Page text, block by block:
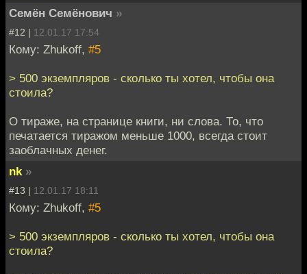
Семён Семёнович »
#12 | 12.01.17 17:54
Кому: Zhukoff, #5
> 500 экземпляров - сколько ты хотел, чтобы она
стоила?
О тираже, на странице книги, ни слова. То, что
печатается тиражом меньше 1000, всегда стоит
заоблачных денег.
nk »
#13 | 12.01.17 18:11
Кому: Zhukoff, #5
> 500 экземпляров - сколько ты хотел, чтобы она
стоила?